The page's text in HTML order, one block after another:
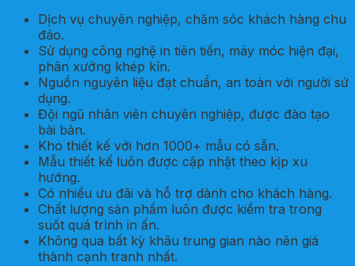
Dịch vụ chuyên nghiệp, chăm sóc khách hàng chu
đáo.
Sử dụng công nghệ in tiên tiến, máy móc hiện đại,
phân xưởng khép kín.
Nguồn nguyên liệu đạt chuẩn, an toàn với người sử
dụng.
Đội ngũ nhân viên chuyên nghiệp, được đào tạo
bài bản.
Kho thiết kế với hơn 1000+ mẫu có sẵn.
Mẫu thiết kế luôn được cập nhật theo kịp xu
hướng.
Có nhiều ưu đãi và hỗ trợ dành cho khách hàng.
Chất lượng sản phẩm luôn được kiểm tra trong
suốt quá trình in ấn.
Không qua bất kỳ khâu trung gian nào nên giá
thành cạnh tranh nhất.